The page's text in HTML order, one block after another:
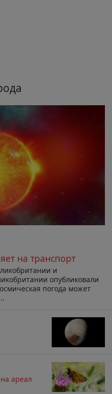
на транспорт
и
опубликовали
погода может
ареал